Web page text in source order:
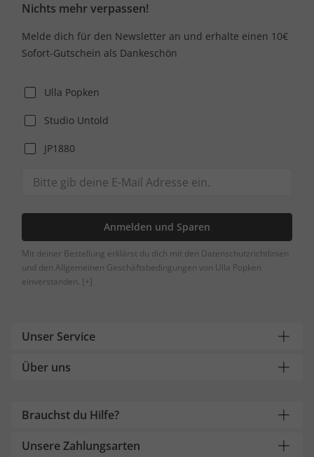
Nichts mehr verpassen!
Melde dich für den Newsletter an und erhalte einen 10€
Sofort-Gutschein als Dankeschön
Ulla Popken
Studio Untold
JP1880
Anmelden und Sparen
Mit deiner Bestellung erklärst du dich mit den Datenschutzrichtlinien
und den Allgemeinen Geschäftsbedingungen von Ulla Popken
einverstanden. [+]
Unser Service
Über uns
Brauchst du Hilfe?
Unsere Zahlungsarten